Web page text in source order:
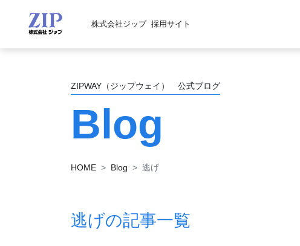
株式会社ジップ 採用サイト
ZIPWAY（ジップウェイ） 公式ブログ
Blog
HOME Blog 逃げ
逃げの記事一覧